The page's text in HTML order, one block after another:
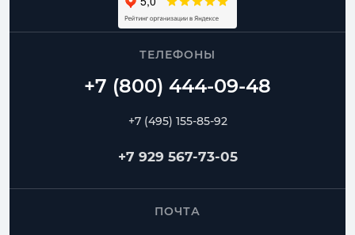
ТЕЛЕФОНЫ
+7 (495) 155-85-92
+7 929 567-73-05
ПОЧТА